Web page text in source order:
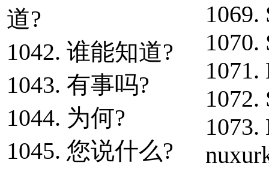
道?
1042. 谁能知道?
1043. 有事吗?
1044. 为何?
1045. 您说什么?
1069.
1070.
1071.
1072.
1073.